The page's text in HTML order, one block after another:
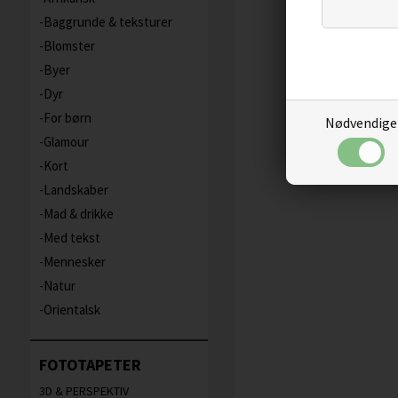
Nødvendige
Baggrunde & teksturer
Blomster
Byer
Dyr
For børn
Glamour
Kort
Landskaber
Mad & drikke
Med tekst
Mennesker
Natur
Orientalsk
FOTOTAPETER
3D & PERSPEKTIV